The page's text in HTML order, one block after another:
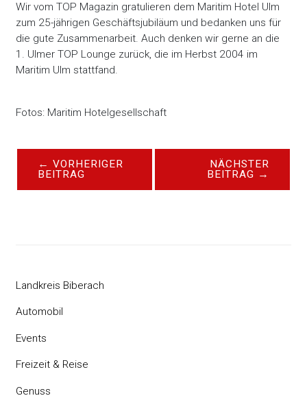
Wir vom TOP Magazin gratulieren dem Maritim Hotel Ulm
zum 25-jährigen Geschäftsjubiläum und bedanken uns für
die gute Zusammenarbeit. Auch denken wir gerne an die
1. Ulmer TOP Lounge zurück, die im Herbst 2004 im
Maritim Ulm stattfand.
Fotos: Maritim Hotelgesellschaft
← VORHERIGER
BEITRAG
NÄCHSTER
BEITRAG →
Landkreis Biberach
Automobil
Events
Freizeit & Reise
Genuss